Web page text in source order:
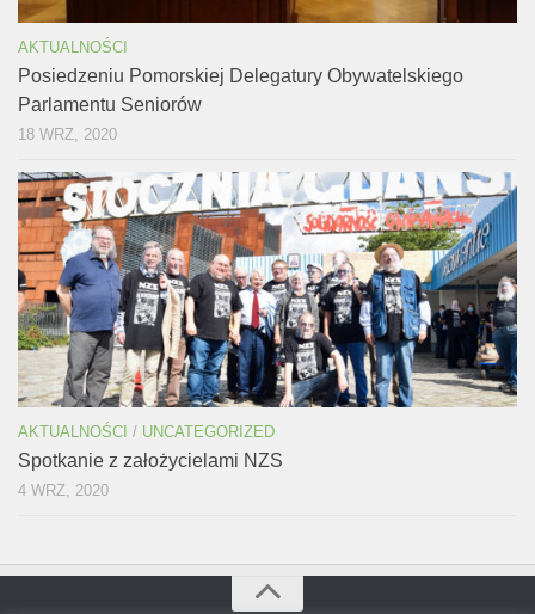
AKTUALNOŚCI
Posiedzeniu Pomorskiej Delegatury Obywatelskiego
Parlamentu Seniorów
18 WRZ, 2020
AKTUALNOŚCI / UNCATEGORIZED
Spotkanie z założycielami NZS
4 WRZ, 2020